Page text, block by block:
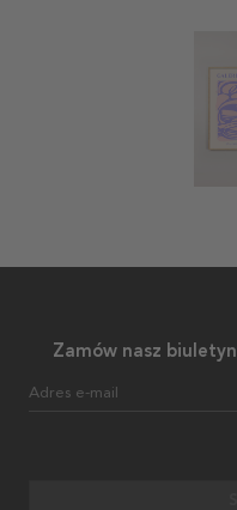
Zamów nasz biuletyn
Adres e-mail